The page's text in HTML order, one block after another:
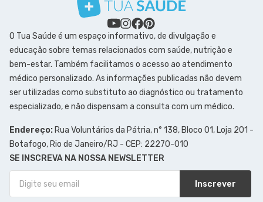
O Tua Saúde é um espaço informativo, de divulgação e
educação sobre temas relacionados com saúde, nutrição e
bem-estar. Também facilitamos o acesso ao atendimento
médico personalizado. As informações publicadas não devem
ser utilizadas como substituto ao diagnóstico ou tratamento
especializado, e não dispensam a consulta com um médico.
Endereço: Rua Voluntários da Pátria, n° 138, Bloco 01, Loja 201 -
Botafogo, Rio de Janeiro/RJ - CEP: 22270-010
SE INSCREVA NA NOSSA NEWSLETTER
Inscrever